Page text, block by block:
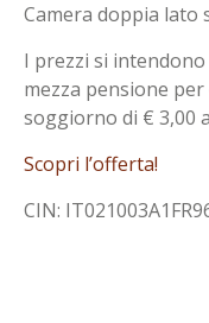
Camera doppia lato
I prezzi si
mezza pensione
soggiorno di € 3,00
Scopri l’offerta!
CIN: